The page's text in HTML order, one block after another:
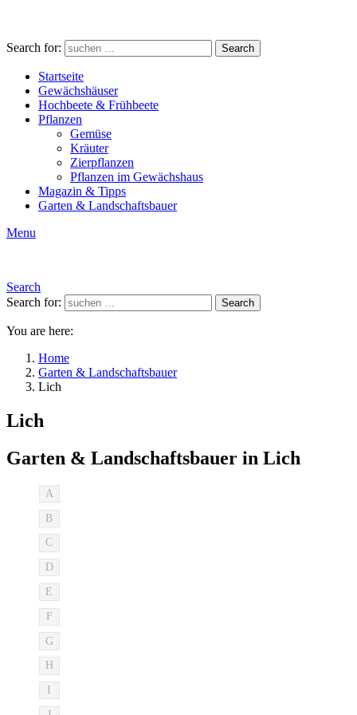
Search for: Search
Startseite
Gewächshäuser
Hochbeete & Frühbeete
Pflanzen
Gemüse
Kräuter
Zierpflanzen
Pflanzen im Gewächshaus
Magazin & Tipps
Garten & Landschaftsbauer
Menu
Search
Search for:
Search
You are here:
Home
Garten & Landschaftsbauer
Lich
Lich
Garten & Landschaftsbauer in Lich
A
B
C
D
E
F
G
H
I